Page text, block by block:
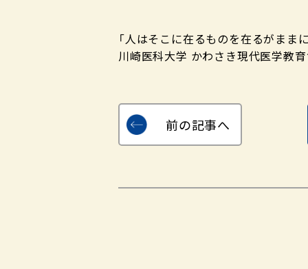
「人はそこに在るものを在るがまま
川崎医科大学 かわさき現代医学教
前の記事へ